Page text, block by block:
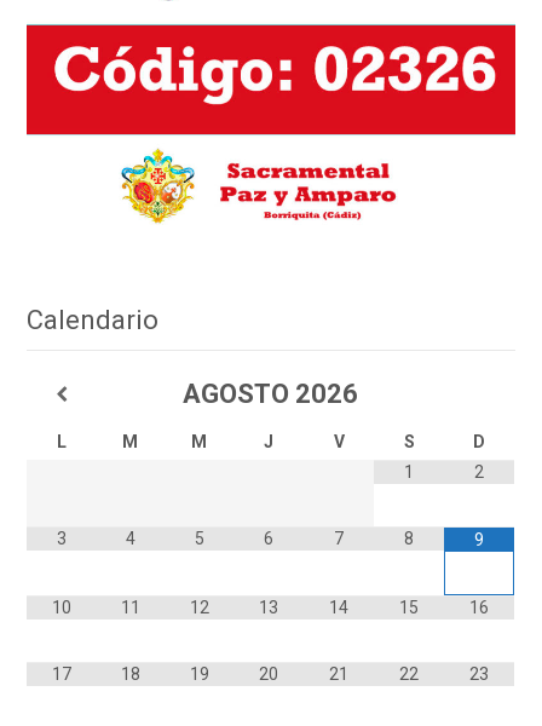
Calendario
AGOSTO 2026
L M M J V S
D
1
2
3 4 5 6 7 8 9
10 11 12 13 14 15 16
17 18 19 20 21 22 23